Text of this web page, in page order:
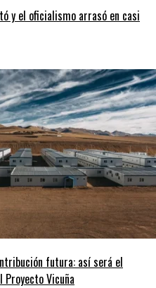
y el oficialismo arrasó en casi
futura: así será el
Proyecto Vicuña